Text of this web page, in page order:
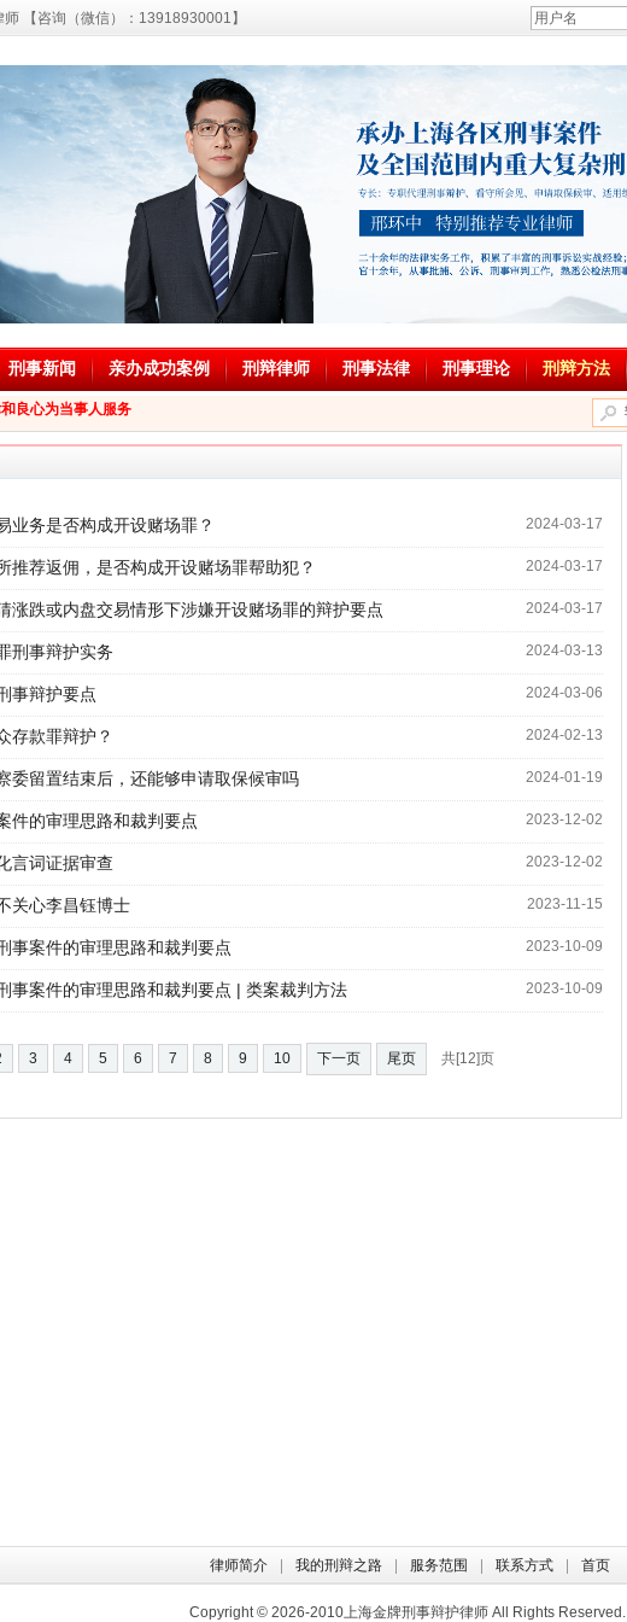
【咨询（微信）：13918930001】
刑事新闻 亲办成功案例 刑辩律师 刑事法律 刑事理论 刑辩方法
良心为当事人服务
业务是否构成开设赌场罪？ 2024-03-17
推荐返佣，是否构成开设赌场罪帮助犯？ 2024-03-17
涨跌或内盘交易情形下涉嫌开设赌场罪的辩护要点 2024-03-17
刑事辩护实务 2024-03-13
事辩护要点 2024-03-06
存款罪辩护？ 2024-02-13
委留置结束后，还能够申请取保候审吗 2024-01-19
件的审理思路和裁判要点 2023-12-02
言词证据审查 2023-12-02
关心李昌钰博士 2023-11-15
事案件的审理思路和裁判要点 2023-10-09
事案件的审理思路和裁判要点 | 类案裁判方法 2023-10-09
3 4 5 6 7 8 9 10 下一页 尾页 共[12]页
律师简介 我的刑辩之路 服务范围 联系方式 首页
Copyright © 2026-2010上海金牌刑事辩护律师 All Rights Reserved.